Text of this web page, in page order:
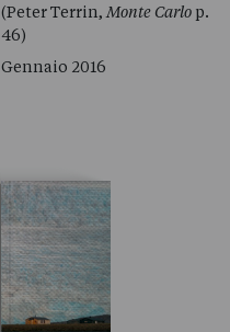
(Peter Terrin, Monte Carlo p.
46)
Gennaio 2016